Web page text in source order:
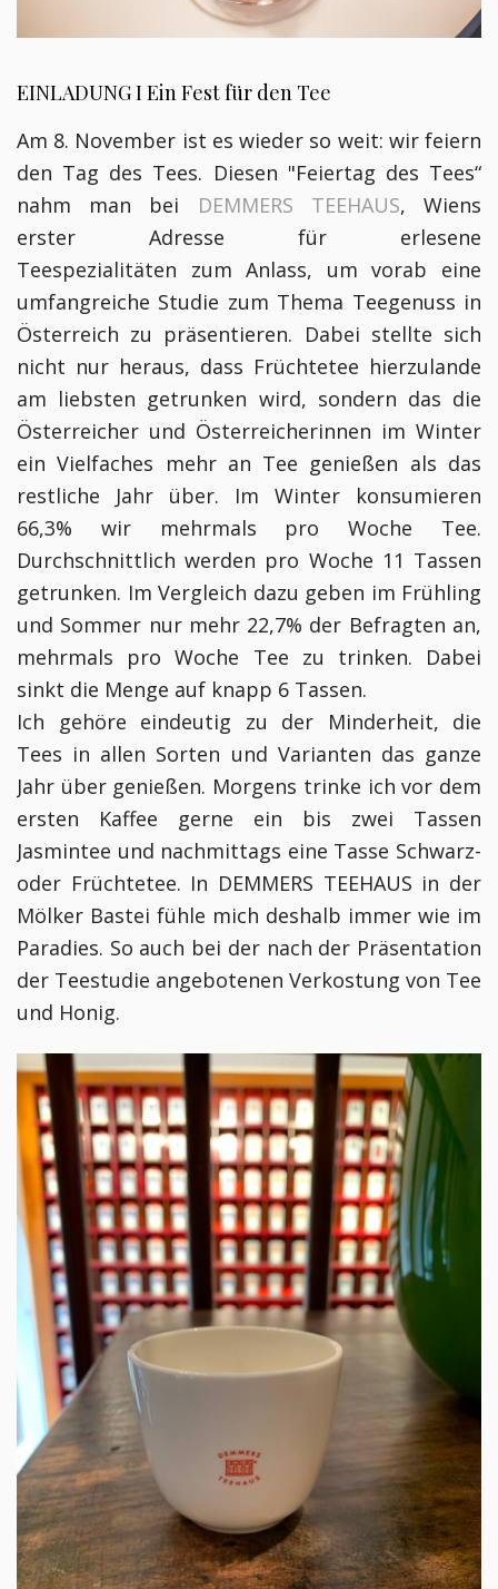
EINLADUNG I Ein Fest für den Tee
Am 8. November ist es wieder so weit: wir feiern
den Tag des Tees. Diesen "Feiertag des Tees“
nahm man bei DEMMERS TEEHAUS,Wiens
erster Adresse für erlesene
Teespezialitäten zum Anlass, um vorab eine
umfangreiche Studie zum Thema Teegenuss in
Österreich zu präsentieren. Dabei stellte sich
nicht nur heraus, dass Früchtetee hierzulande
am liebsten getrunken wird, sondern das die
Österreicher und Österreicherinnen im Winter
ein Vielfaches mehr an Tee genießen als das
restliche Jahr über. Im Winter konsumieren
66,3% wir mehrmals pro Woche Tee.
Durchschnittlich werden pro Woche 11 Tassen
getrunken. Im Vergleich dazu geben im Frühling
und Sommer nur mehr 22,7% der Befragten an,
mehrmals pro Woche Tee zu trinken. Dabei
sinkt die Menge auf knapp 6 Tassen.
Ich gehöre eindeutig zu der Minderheit, die
Tees in allen Sorten und Varianten das ganze
Jahr über genießen. Morgens trinke ich vor dem
ersten Kaffee gerne ein bis zwei Tassen
Jasmintee und nachmittags eine Tasse Schwarz-
oder Früchtetee. In DEMMERS TEEHAUS in der
Mölker Bastei fühle mich deshalb immer wie im
Paradies. So auch bei der nach der Präsentation
der Teestudie angebotenen Verkostung von Tee
und Honig.